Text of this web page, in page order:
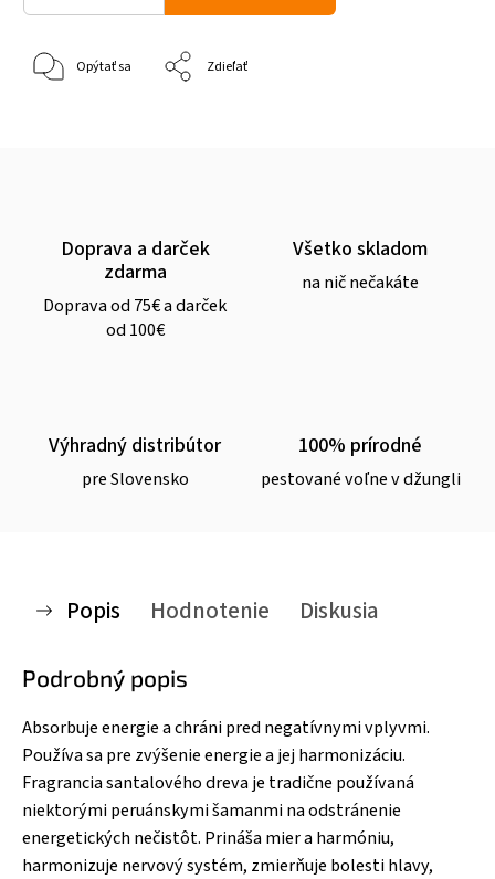
Opýtať sa Zdieľať
Doprava a darček
zdarma
Doprava od 75€ a darček
od 100€
Všetko skladom
na nič nečakáte
Výhradný distribútor
pre Slovensko
100% prírodné
pestované voľne v džungli
Popis Hodnotenie Diskusia
Podrobný popis
Absorbuje energie a chráni pred negatívnymi vplyvmi.
Používa sa pre zvýšenie energie a jej harmonizáciu.
Fragrancia santalového dreva je tradične používaná
niektorými peruánskymi šamanmi na odstránenie
energetických nečistôt. Prináša mier a harmóniu,
harmonizuje nervový systém, zmierňuje bolesti hlavy,